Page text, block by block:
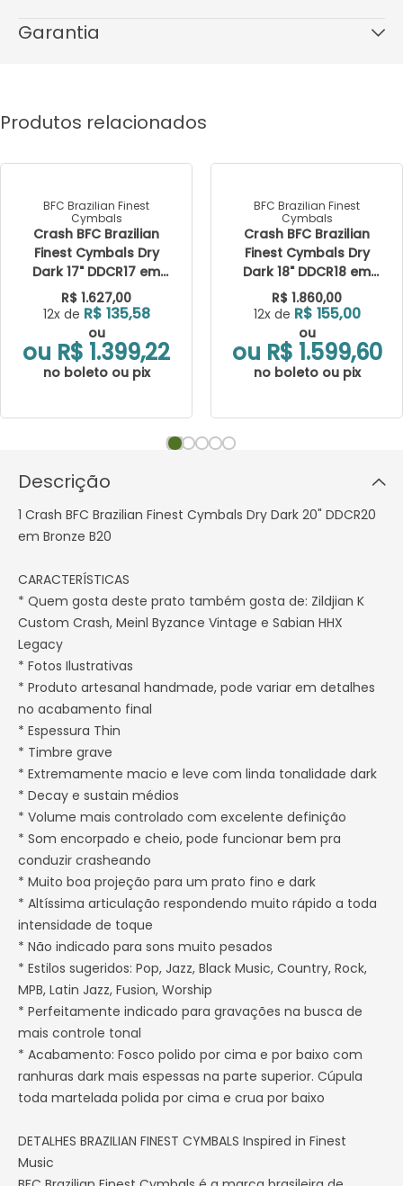
2x de R$ 1.104,50
6x de R$ 368,17sem juros
8x de R$ 276,13sem juros
10x de R$ 220,90sem juros
11x de R$ 200,82sem juros
12x de R$ 184,08sem juros
Garantia
BFC Brazilian Finest
Cymbals
Crash BFC Brazilian
Finest Cymbals Dry
Dark 17" DDCR17 em
Bronze B20
R$ 1.627,00
12x de R$ 135,58
ou
ou R$ 1.399,22
no boleto ou pix
BFC Brazilian Finest
Cymbals
Crash BFC Brazilian
Finest Cymbals Dry
Dark 18" DDCR18 em
Bronze B20
R$ 1.860,00
12x de R$ 155,00
ou
ou R$ 1.599,60
no boleto ou pix
Produtos relacionados
Descrição
1 Crash BFC Brazilian Finest Cymbals Dry Dark 20" DDCR20
em Bronze B20
CARACTERÍSTICAS
* Quem gosta deste prato também gosta de: Zildjian K
Custom Crash, Meinl Byzance Vintage e Sabian HHX
Legacy
* Fotos Ilustrativas
* Produto artesanal handmade, pode variar em detalhes
no acabamento final
* Espessura Thin
* Timbre grave
* Extremamente macio e leve com linda tonalidade dark
* Decay e sustain médios
* Volume mais controlado com excelente definição
* Som encorpado e cheio, pode funcionar bem pra
conduzir crasheando
* Muito boa projeção para um prato fino e dark
* Altíssima articulação respondendo muito rápido a toda
intensidade de toque
* Não indicado para sons muito pesados
* Estilos sugeridos: Pop, Jazz, Black Music, Country, Rock,
MPB, Latin Jazz, Fusion, Worship
* Perfeitamente indicado para gravações na busca de
mais controle tonal
* Acabamento: Fosco polido por cima e por baixo com
ranhuras dark mais espessas na parte superior. Cúpula
toda martelada polida por cima e crua por baixo
DETALHES BRAZILIAN FINEST CYMBALS Inspired in Finest
Music